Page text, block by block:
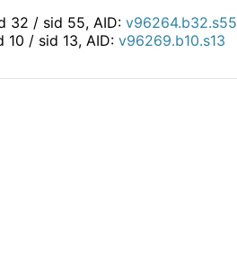
32 / sid 55, AID: v96264.b32.s55
10 / sid 13, AID: v96269.b10.s13